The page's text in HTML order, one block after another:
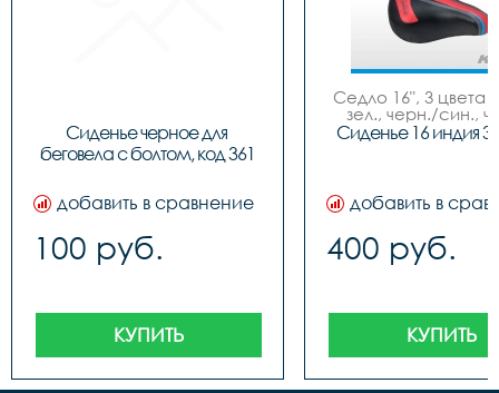
Сиденье черное для
беговела с болтом, код 361
добавить в сравнение
100 руб.
КУПИТЬ
Седло 16", 3 цвета
зел., черн./син.,
красн.), NEW
Сиденье 16 индия
добавить в
400 руб.
КУПИТЬ